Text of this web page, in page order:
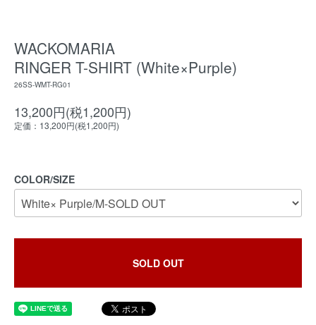
WACKOMARIA
RINGER T-SHIRT (White×Purple)
26SS-WMT-RG01
13,200円(税1,200円)
定価：13,200円(税1,200円)
COLOR/SIZE
SOLD OUT